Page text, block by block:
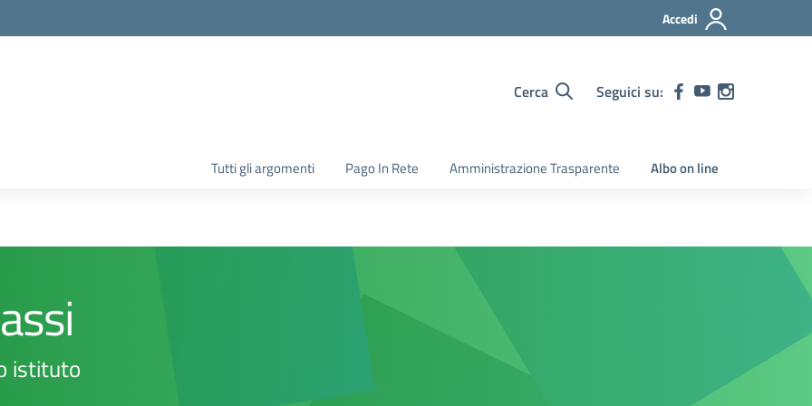
Accedi
Cerca Seguici su:
Tutti gli argomenti Pago In Rete Amministrazione Trasparente Albo on line
istituto